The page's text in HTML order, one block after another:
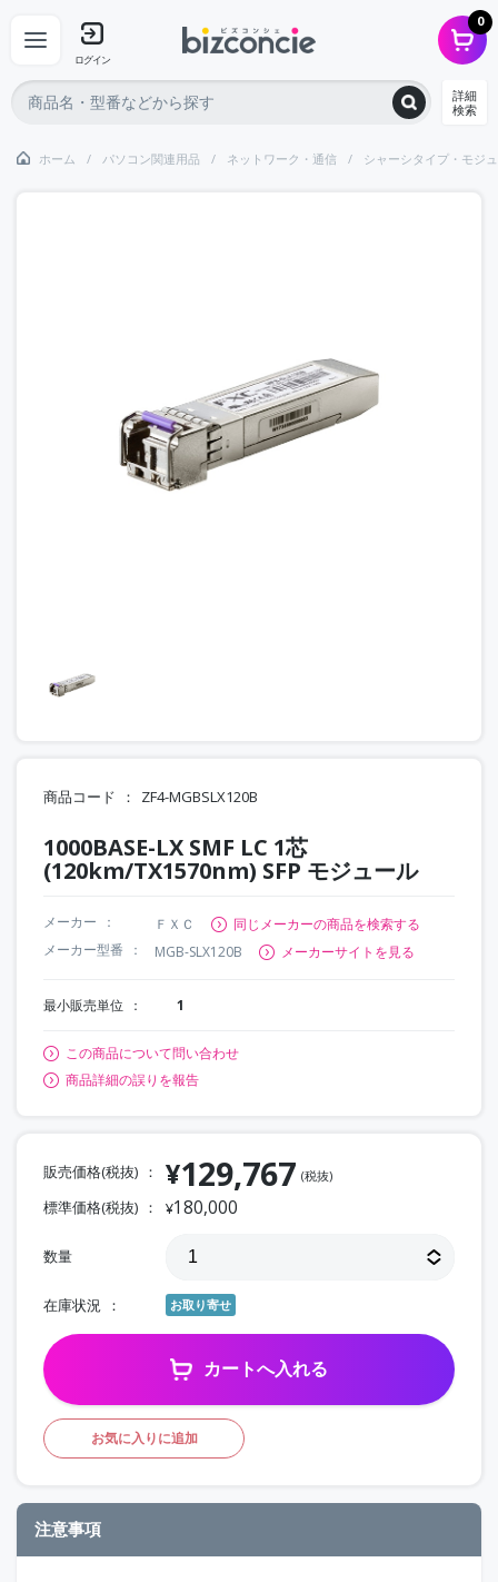
ログイン
0
詳細
検索
ホーム パソコン関連用品 ネットワーク・通信 シャーシタイプ・モジ
商品コード ZF4-MGBSLX120B
1000BASE-LX SMF LC 1芯
(120km/TX1570nm) SFP モジュール
メーカー ＦＸＣ
同じメーカーの商品を検索する
メーカー型番
MGB-SLX120B メーカーサイトを見る
最小販売単位 1
この商品について問い合わせ
商品詳細の誤りを報告
販売価格(税抜) ¥129,767 (税抜)
標準価格(税抜) ¥180,000
数量
在庫状況 お取り寄せ
カートへ入れる
お気に入りに追加
注意事項